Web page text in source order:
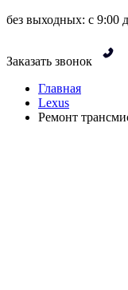
без выходных: с 9:00
Заказать звонок
Главная
Lexus
Ремонт